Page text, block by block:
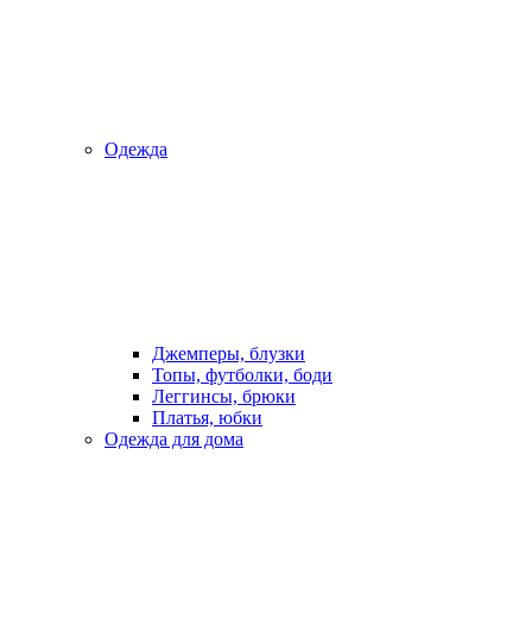
Одежда
Джемперы, блузки
Топы, футболки, боди
Леггинсы, брюки
Платья, юбки
Одежда для дома